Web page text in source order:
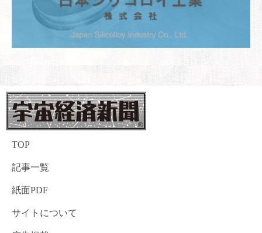
TOP
記事一覧
紙面PDF
サイトについて